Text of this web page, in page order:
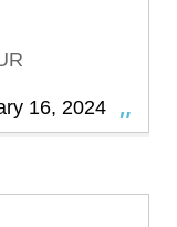
16, 2024